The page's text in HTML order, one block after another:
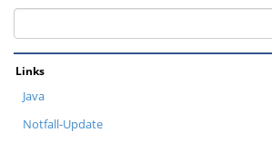
Links
Java
Notfall-Update